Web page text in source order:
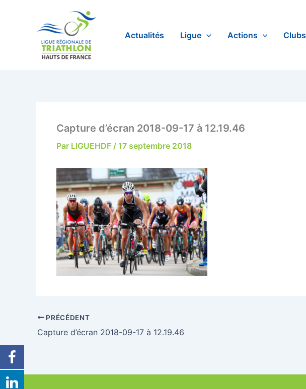
Actualités Ligue Actions Clubs
Capture d’écran 2018-09-17 à 12.19.46
Par LIGUEHDF / 17 septembre 2018
PRÉCÉDENT
Capture d’écran 2018-09-17 à 12.19.46